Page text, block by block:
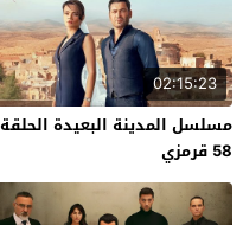
02:15:23
مسلسل المدينة البعيدة الحلقة
58 قرمزي